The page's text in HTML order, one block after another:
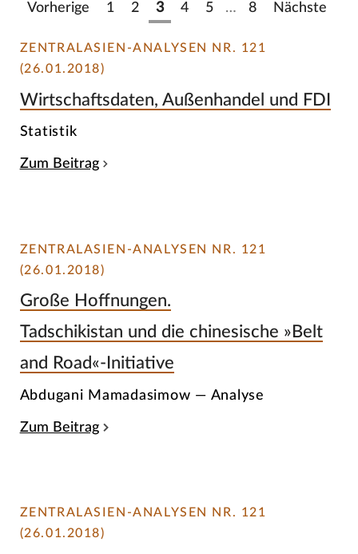
Vorherige 1 2 3 4 5 … 8 Nächste
ZENTRALASIEN-ANALYSEN NR. 121
(26.01.2018)
Wirtschaftsdaten, Außenhandel und FDI
Statistik
Zum Beitrag
ZENTRALASIEN-ANALYSEN NR. 121
(26.01.2018)
Große Hoffnungen.
Tadschikistan und die chinesische »Belt
and Road«-Initiative
Abdugani Mamadasimow — Analyse
Zum Beitrag
ZENTRALASIEN-ANALYSEN NR. 121
(26.01.2018)